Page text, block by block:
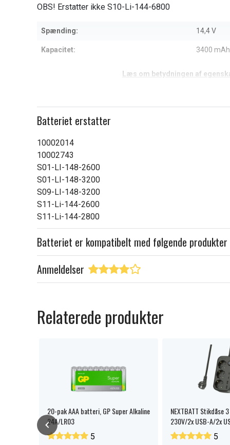
OBS! Erstatter ikke S10-Li-144-6800
Spænding: 14,4 V
Kapacitet: 3400 mAh
Læs om betydningen af
Batteriet erstatter
10002014
10002743
S01-LI-148-2600
S01-LI-148-3200
S09-LI-148-3200
S11-Li-144-2600
S11-Li-144-2800
Batteriet er kompatibelt med følgende produkter
Anmeldelser
Relaterede produkter
20-pak AAA batteri, GP Super Alkaline
24A/LR03
5
NEXTBATT Stikdåse
230V/2x USB-A/2x
5